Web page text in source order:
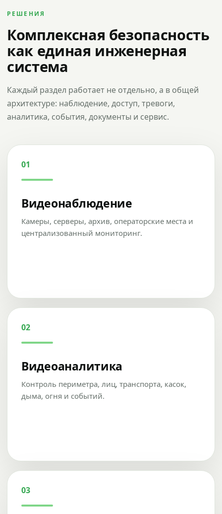
РЕШЕНИЯ
Комплексная безопасность
как единая инженерная
система
Каждый раздел работает не отдельно, а в общей
архитектуре: наблюдение, доступ, тревоги,
аналитика, события, документы и сервис.
01
Видеонаблюдение
Камеры, серверы, архив, операторские места и
централизованный мониторинг.
02
Видеоаналитика
Контроль периметра, лиц, транспорта, касок,
дыма, огня и событий.
03